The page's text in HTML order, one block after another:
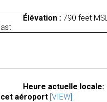
Élévation :790 feet MSL.
Heure actuelle locale:
cet aéroport [VIEW]